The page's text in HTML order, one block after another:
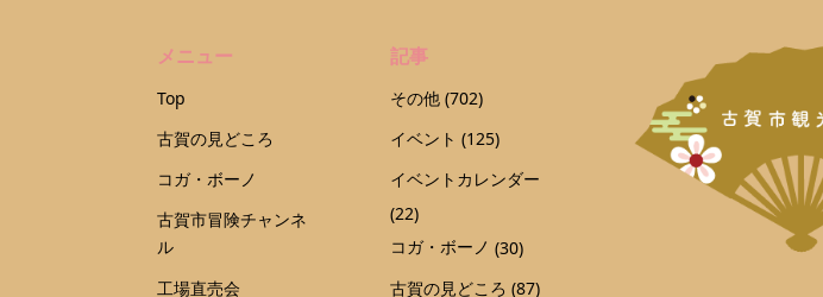
メニュー
Top
古賀の見どころ
コガ・ボーノ
古賀市冒険チャンネ
ル
工場直売会
記事
その他 (702)
イベント (125)
イベントカレンダー
(22)
コガ・ボーノ (30)
古賀の見どころ (87)